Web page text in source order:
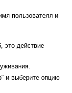
пользователя и
это действие
и выберите опцию